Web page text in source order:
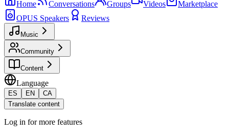
Home Conversations Groups Videos
Marketplace
OPUS Speakers
Reviews
Music
Community
Content
Language
ES EN
CA
Translate content
Log in for more features